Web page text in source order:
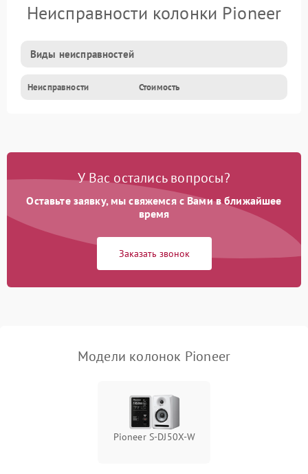
Неисправности колонки Pioneer
Виды неисправностей
Неисправности Стоимость
У Вас остались вопросы?
Оставьте заявку, мы свяжемся с Вами в ближайшее
время
Заказать звонок
Модели колонок Pioneer
Pioneer S-DJ50X-W